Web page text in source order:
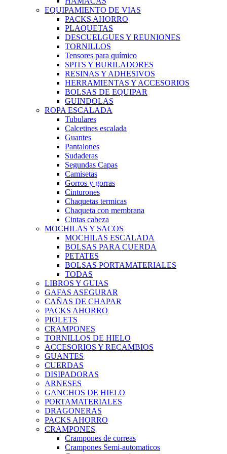
EQUIPAMIENTO DE VIAS
PACKS AHORRO
PLAQUETAS
DESCUELGUES Y REUNIONES
TORNILLOS
Tensores para químico
SPITS Y BURILADORES
RESINAS Y ADHESIVOS
HERRAMIENTAS Y ACCESORIOS
BOLSAS DE EQUIPAR
GUINDOLAS
ROPA ESCALADA
Tubulares
Calcetines escalada
Guantes
Pantalones
Sudaderas
Segundas Capas
Camisetas
Gorros y gorras
Cinturones
Chaquetas termicas
Chaqueta con membrana
Cintas cabeza
MOCHILAS Y SACOS
MOCHILAS ESCALADA
BOLSAS PARA CUERDA
PETATES
BOLSAS PORTAMATERIALES
TODAS
LIBROS Y GUIAS
GAFAS ASEGURAR
CAÑAS DE CHAPAR
PACKS AHORRO
PIOLETS
CRAMPONES
TORNILLOS DE HIELO
ACCESORIOS Y RECAMBIOS
GUANTES
CUERDAS
DISIPADORAS
ARNESES
GANCHOS DE HIELO
PORTAMATERIALES
DRAGONERAS
PACKS AHORRO
CRAMPONES
Crampones de correas
Crampones Semi-automaticos